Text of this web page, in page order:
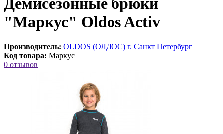
Демисезонные брюки
"Маркус" Oldos Activ
Производитель: OLDOS (ОЛДОС) г. Санкт Петербург
Код товара: Маркус
0 отзывов